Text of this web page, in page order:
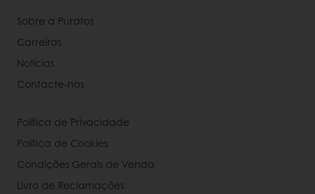
Sobre a Puratos
Carreiras
Notícias
Contacte-nos
Política de Privacidade
Política de Cookies
Condições Gerais de Venda
Livro de Reclamações